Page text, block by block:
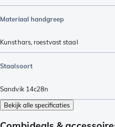
Materiaal handgreep
Kunsthars, roestvast staal
Staalsoort
Sandvik 14c28n
Bekijk alle specificaties